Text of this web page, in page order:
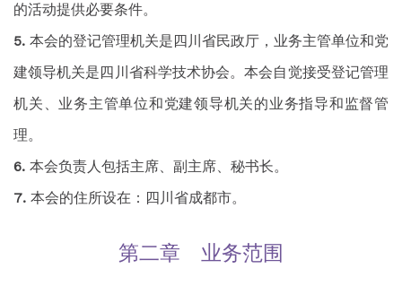
的活动提供必要条件。
本会的登记管理机关是四川省民政厅，业务主管单位和党
建领导机关是四川省科学技术协会。本会自觉接受登记管理
机关、业务主管单位和党建领导机关的业务指导和监督管
理。
本会负责人包括主席、副主席、秘书长。
本会的住所设在：四川省成都市。
第二章 业务范围